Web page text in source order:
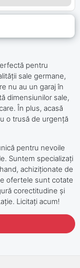
pentru
sale germane,
nu au un garaj în
dimensiunilor sale,
În plus, acasă
o trusă de urgență
pentru nevoile
Suntem specializați
achiziționate de
ofertele sunt cotate
corectitudine și
Licitați acum!